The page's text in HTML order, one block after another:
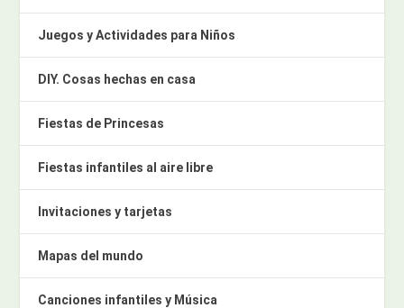
Juegos y Actividades para Niños
DIY. Cosas hechas en casa
Fiestas de Princesas
Fiestas infantiles al aire libre
Invitaciones y tarjetas
Mapas del mundo
Canciones infantiles y Música